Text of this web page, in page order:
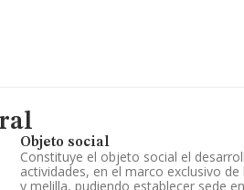
Objeto social
Constituye el objeto social el
actividades, en el marco exclusivo
y melilla, pudiendo establecer sede